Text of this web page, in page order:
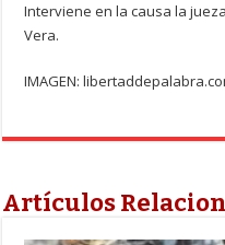
Interviene en la causa la
Vera.
IMAGEN:
Artículos